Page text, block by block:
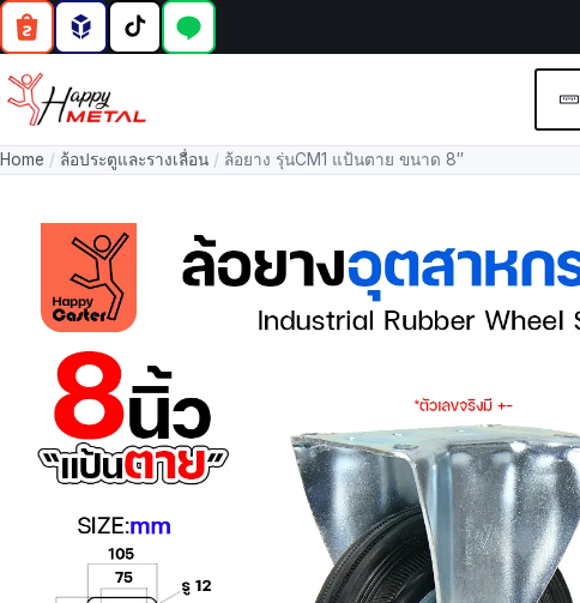
Home / ล้อประตูและรางเลื่อน / ล้อยาง รุ่นCM1 แป้นตาย ขนาด 8″